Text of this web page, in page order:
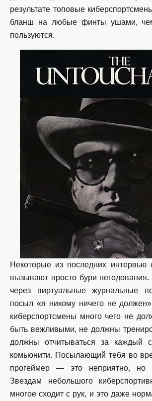
результате топовые
бланш на любые финты ушами,
пользуются.
Некоторые из последних интервью
вызывают просто бури
через виртуальные журнальные
посыл «я никому ничего не
киберспортсмены много чего не
быть вежливыми, не должны
должны отчитываться за каждый
комьюнити. Посылающий тебя во
прогеймер — это неприятно, но
Звездам небольшого
многое сходит с рук, и это даже